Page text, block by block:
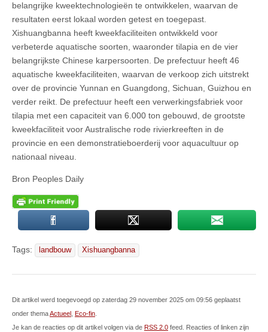
belangrijke kweektechnologieën te ontwikkelen, waarvan de
resultaten eerst lokaal worden getest en toegepast.
Xishuangbanna heeft kweekfaciliteiten ontwikkeld voor
verbeterde aquatische soorten, waaronder tilapia en de vier
belangrijkste Chinese karpersoorten. De prefectuur heeft 46
aquatische kweekfaciliteiten, waarvan de verkoop zich uitstrekt
over de provincie Yunnan en Guangdong, Sichuan, Guizhou en
verder reikt. De prefectuur heeft een verwerkingsfabriek voor
tilapia met een capaciteit van 6.000 ton gebouwd, de grootste
kweekfaciliteit voor Australische rode rivierkreeften in de
provincie en een demonstratieboerderij voor aquacultuur op
nationaal niveau.
Bron Peoples Daily
Tags: landbouw Xishuangbanna
Dit artikel werd toegevoegd op zaterdag 29 november 2025 om 09:56 geplaatst
onder themaActueel Eco-fin
Je kan de reacties op dit artikel volgen via de RSS 2.0 feed. Reacties of linken zijn